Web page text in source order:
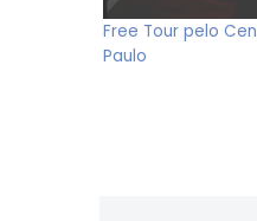
Free Tour pelo
Paulo